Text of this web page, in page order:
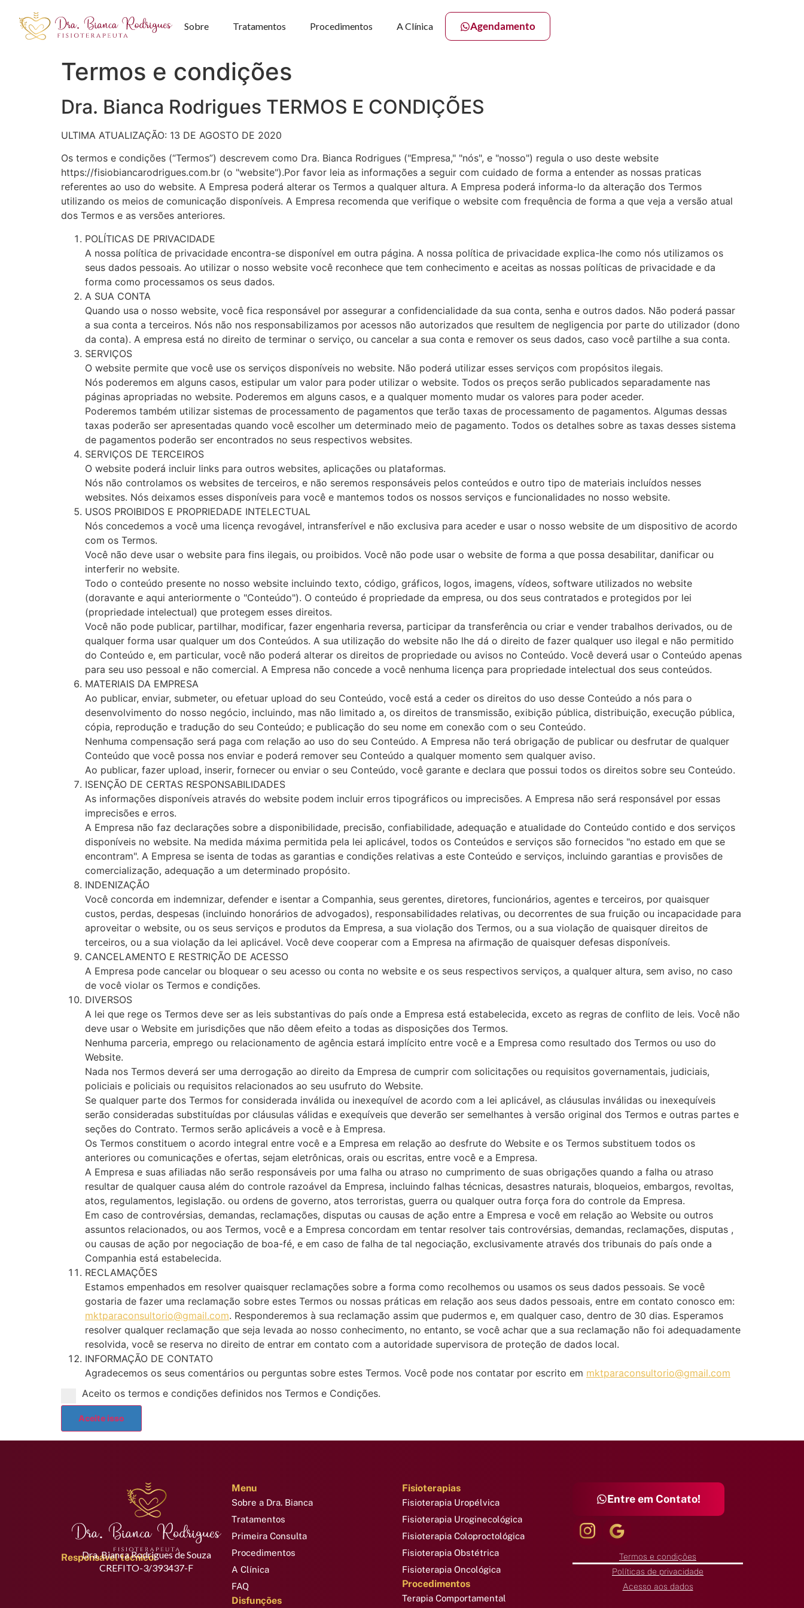
Sobre Tratamentos Procedimentos A Clínica Agendamento
Termos e condições
Dra. Bianca Rodrigues TERMOS E CONDIÇÕES
ULTIMA ATUALIZAÇÃO: 13 DE AGOSTO DE 2020
Os termos e condições (“Termos”) descrevem como Dra. Bianca Rodrigues ("Empresa," "nós", e "nosso") regula o uso deste website
https://fisiobiancarodrigues.com.br (o "website").Por favor leia as informações a seguir com cuidado de forma a entender as nossas praticas
referentes ao uso do website. A Empresa poderá alterar os Termos a qualquer altura. A Empresa poderá informa-lo da alteração dos Termos
utilizando os meios de comunicação disponíveis. A Empresa recomenda que verifique o website com frequência de forma a que veja a versão atual
dos Termos e as versões anteriores.
POLÍTICAS DE PRIVACIDADE
A nossa política de privacidade encontra-se disponível em outra página. A nossa política de privacidade explica-lhe como nós utilizamos os
seus dados pessoais. Ao utilizar o nosso website você reconhece que tem conhecimento e aceitas as nossas políticas de privacidade e da
forma como processamos os seus dados.
A SUA CONTA
Quando usa o nosso website, você fica responsável por assegurar a confidencialidade da sua conta, senha e outros dados. Não poderá passar
a sua conta a terceiros. Nós não nos responsabilizamos por acessos não autorizados que resultem de negligencia por parte do utilizador (dono
da conta). A empresa está no direito de terminar o serviço, ou cancelar a sua conta e remover os seus dados, caso você partilhe a sua conta.
SERVIÇOS
O website permite que você use os serviços disponíveis no website. Não poderá utilizar esses serviços com propósitos ilegais.
Nós poderemos em alguns casos, estipular um valor para poder utilizar o website. Todos os preços serão publicados separadamente nas
páginas apropriadas no website. Poderemos em alguns casos, e a qualquer momento mudar os valores para poder aceder.
Poderemos também utilizar sistemas de processamento de pagamentos que terão taxas de processamento de pagamentos. Algumas dessas
taxas poderão ser apresentadas quando você escolher um determinado meio de pagamento. Todos os detalhes sobre as taxas desses sistema
de pagamentos poderão ser encontrados no seus respectivos websites.
SERVIÇOS DE TERCEIROS
O website poderá incluir links para outros websites, aplicações ou plataformas.
Nós não controlamos os websites de terceiros, e não seremos responsáveis pelos conteúdos e outro tipo de materiais incluídos nesses
websites. Nós deixamos esses disponíveis para você e mantemos todos os nossos serviços e funcionalidades no nosso website.
USOS PROIBIDOS E PROPRIEDADE INTELECTUAL
Nós concedemos a você uma licença revogável, intransferível e não exclusiva para aceder e usar o nosso website de um dispositivo de acordo
com os Termos.
Você não deve usar o website para fins ilegais, ou proibidos. Você não pode usar o website de forma a que possa desabilitar, danificar ou
interferir no website.
Todo o conteúdo presente no nosso website incluindo texto, código, gráficos, logos, imagens, vídeos, software utilizados no website
(doravante e aqui anteriormente o "Conteúdo"). O conteúdo é propriedade da empresa, ou dos seus contratados e protegidos por lei
(propriedade intelectual) que protegem esses direitos.
Você não pode publicar, partilhar, modificar, fazer engenharia reversa, participar da transferência ou criar e vender trabalhos derivados, ou de
qualquer forma usar qualquer um dos Conteúdos. A sua utilização do website não lhe dá o direito de fazer qualquer uso ilegal e não permitido
do Conteúdo e, em particular, você não poderá alterar os direitos de propriedade ou avisos no Conteúdo. Você deverá usar o Conteúdo apenas
para seu uso pessoal e não comercial. A Empresa não concede a você nenhuma licença para propriedade intelectual dos seus conteúdos.
MATERIAIS DA EMPRESA
Ao publicar, enviar, submeter, ou efetuar upload do seu Conteúdo, você está a ceder os direitos do uso desse Conteúdo a nós para o
desenvolvimento do nosso negócio, incluindo, mas não limitado a, os direitos de transmissão, exibição pública, distribuição, execução pública,
cópia, reprodução e tradução do seu Conteúdo; e publicação do seu nome em conexão com o seu Conteúdo.
Nenhuma compensação será paga com relação ao uso do seu Conteúdo. A Empresa não terá obrigação de publicar ou desfrutar de qualquer
Conteúdo que você possa nos enviar e poderá remover seu Conteúdo a qualquer momento sem qualquer aviso.
Ao publicar, fazer upload, inserir, fornecer ou enviar o seu Conteúdo, você garante e declara que possui todos os direitos sobre seu Conteúdo.
ISENÇÃO DE CERTAS RESPONSABILIDADES
As informações disponíveis através do website podem incluir erros tipográficos ou imprecisões. A Empresa não será responsável por essas
imprecisões e erros.
A Empresa não faz declarações sobre a disponibilidade, precisão, confiabilidade, adequação e atualidade do Conteúdo contido e dos serviços
disponíveis no website. Na medida máxima permitida pela lei aplicável, todos os Conteúdos e serviços são fornecidos "no estado em que se
encontram". A Empresa se isenta de todas as garantias e condições relativas a este Conteúdo e serviços, incluindo garantias e provisões de
comercialização, adequação a um determinado propósito.
INDENIZAÇÃO
Você concorda em indemnizar, defender e isentar a Companhia, seus gerentes, diretores, funcionários, agentes e terceiros, por quaisquer
custos, perdas, despesas (incluindo honorários de advogados), responsabilidades relativas, ou decorrentes de sua fruição ou incapacidade para
aproveitar o website, ou os seus serviços e produtos da Empresa, a sua violação dos Termos, ou a sua violação de quaisquer direitos de
terceiros, ou a sua violação da lei aplicável. Você deve cooperar com a Empresa na afirmação de quaisquer defesas disponíveis.
CANCELAMENTO E RESTRIÇÃO DE ACESSO
A Empresa pode cancelar ou bloquear o seu acesso ou conta no website e os seus respectivos serviços, a qualquer altura, sem aviso, no caso
de você violar os Termos e condições.
DIVERSOS
A lei que rege os Termos deve ser as leis substantivas do país onde a Empresa está estabelecida, exceto as regras de conflito de leis. Você não
deve usar o Website em jurisdições que não dêem efeito a todas as disposições dos Termos.
Nenhuma parceria, emprego ou relacionamento de agência estará implícito entre você e a Empresa como resultado dos Termos ou uso do
Website.
Nada nos Termos deverá ser uma derrogação ao direito da Empresa de cumprir com solicitações ou requisitos governamentais, judiciais,
policiais e policiais ou requisitos relacionados ao seu usufruto do Website.
Se qualquer parte dos Termos for considerada inválida ou inexequível de acordo com a lei aplicável, as cláusulas inválidas ou inexequíveis
serão consideradas substituídas por cláusulas válidas e exequíveis que deverão ser semelhantes à versão original dos Termos e outras partes e
seções do Contrato. Termos serão aplicáveis a você e à Empresa.
Os Termos constituem o acordo integral entre você e a Empresa em relação ao desfrute do Website e os Termos substituem todos os
anteriores ou comunicações e ofertas, sejam eletrônicas, orais ou escritas, entre você e a Empresa.
A Empresa e suas afiliadas não serão responsáveis por uma falha ou atraso no cumprimento de suas obrigações quando a falha ou atraso
resultar de qualquer causa além do controle razoável da Empresa, incluindo falhas técnicas, desastres naturais, bloqueios, embargos, revoltas,
atos, regulamentos, legislação. ou ordens de governo, atos terroristas, guerra ou qualquer outra força fora do controle da Empresa.
Em caso de controvérsias, demandas, reclamações, disputas ou causas de ação entre a Empresa e você em relação ao Website ou outros
assuntos relacionados, ou aos Termos, você e a Empresa concordam em tentar resolver tais controvérsias, demandas, reclamações, disputas ,
ou causas de ação por negociação de boa-fé, e em caso de falha de tal negociação, exclusivamente através dos tribunais do país onde a
Companhia está estabelecida.
RECLAMAÇÕES
Estamos empenhados em resolver quaisquer reclamações sobre a forma como recolhemos ou usamos os seus dados pessoais. Se você
gostaria de fazer uma reclamação sobre estes Termos ou nossas práticas em relação aos seus dados pessoais, entre em contato conosco em:
mktparaconsultorio@gmail.com. Responderemos à sua reclamação assim que pudermos e, em qualquer caso, dentro de 30 dias. Esperamos
resolver qualquer reclamação que seja levada ao nosso conhecimento, no entanto, se você achar que a sua reclamação não foi adequadamente
resolvida, você se reserva no direito de entrar em contato com a autoridade supervisora de proteção de dados local.
INFORMAÇÃO DE CONTATO
Agradecemos os seus comentários ou perguntas sobre estes Termos. Você pode nos contatar por escrito em mktparaconsultorio@gmail.com
Aceito os termos e condições definidos nos Termos e Condições.
Responsável técnico:
Dra. Bianca Rodrigues de Souza
CREFITO-3/393437-F
Menu
Sobre a Dra. Bianca
Tratamentos
Primeira Consulta
Procedimentos
A Clínica
FAQ
Disfunções
Fisioterapias
Fisioterapia Uropélvica
Fisioterapia Uroginecológica
Fisioterapia Coloproctológica
Fisioterapia Obstétrica
Fisioterapia Oncológica
Procedimentos
Terapia Comportamental
Entre em Contato!
Termos e condições
Políticas de privacidade
Acesso aos dados